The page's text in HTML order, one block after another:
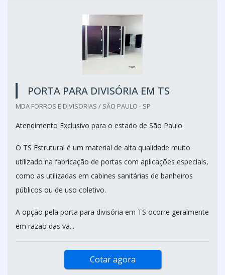
PORTA PARA DIVISÓRIA EM TS
MDA FORROS E DIVISORIAS / SÃO PAULO - SP
Atendimento Exclusivo para o estado de São Paulo
O TS Estrutural é um material de alta qualidade muito
utilizado na fabricação de portas com aplicações especiais,
como as utilizadas em cabines sanitárias de banheiros
públicos ou de uso coletivo.
A opção pela porta para divisória em TS ocorre geralmente
em razão das va...
Cotar agora